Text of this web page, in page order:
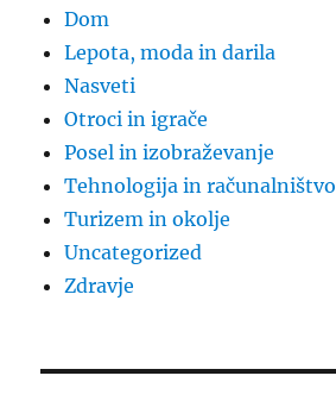
Dom
Lepota, moda in darila
Nasveti
Otroci in igrače
Posel in izobraževanje
Tehnologija in računalništvo
Turizem in okolje
Uncategorized
Zdravje